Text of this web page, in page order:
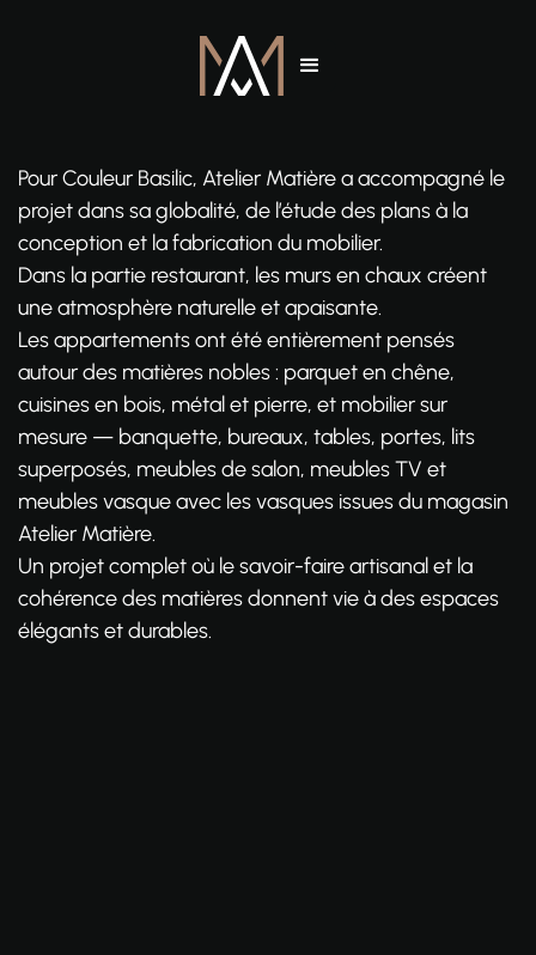
Pour Couleur Basilic, Atelier Matière a accompagné le
projet dans sa globalité, de l’étude des plans à la
conception et la fabrication du mobilier.
Dans la partie restaurant, les murs en chaux créent
une atmosphère naturelle et apaisante.
Les appartements ont été entièrement pensés
autour des matières nobles : parquet en chêne,
cuisines en bois, métal et pierre, et mobilier sur
mesure — banquette, bureaux, tables, portes, lits
superposés, meubles de salon, meubles TV et
meubles vasque avec les vasques issues du magasin
Atelier Matière.
Un projet complet où le savoir-faire artisanal et la
cohérence des matières donnent vie à des espaces
élégants et durables.